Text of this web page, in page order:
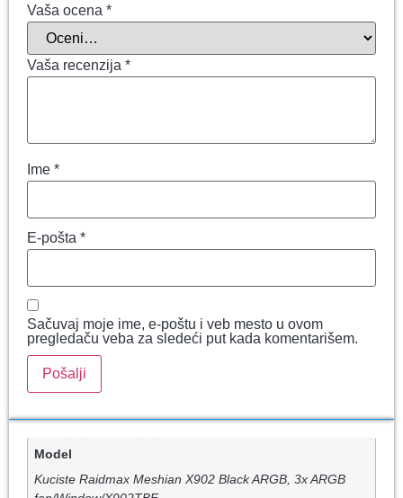
Vaša ocena *
Vaša recenzija *
Ime *
E-pošta *
Sačuvaj moje ime, e-poštu i veb mesto u ovom
pregledaču veba za sledeći put kada komentarišem.
Model
Kuciste Raidmax Meshian X902 Black ARGB, 3x ARGB